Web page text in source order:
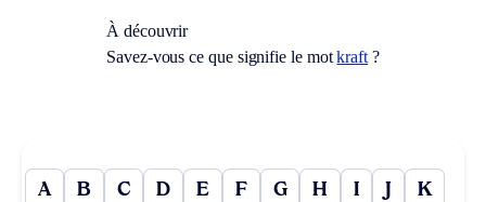
À découvrir
Savez-vous ce que signifie le motkraft ?
A B C D E F G H I J K